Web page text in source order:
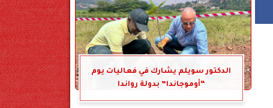
الدكتور سويلم يشارك في فعاليات يوم
“أوموجاندا” بدولة رواندا